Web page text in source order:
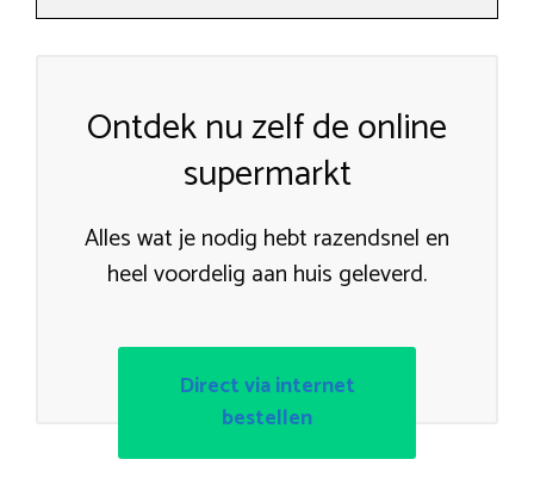
Ontdek nu zelf de online
supermarkt
Alles wat je nodig hebt razendsnel en
heel voordelig aan huis geleverd.
Direct via internet
bestellen